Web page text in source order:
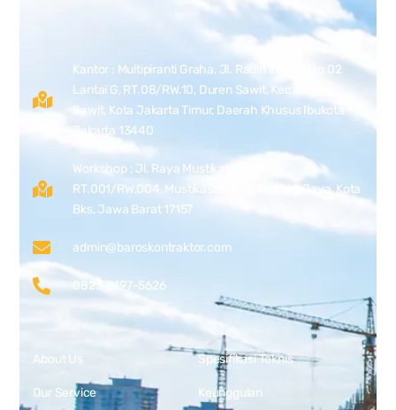
Kantor : Multipiranti Graha, Jl. Radin Inten II No.02
Lantai G, RT.08/RW.10, Duren Sawit, Kec. Duren
Sawit, Kota Jakarta Timur, Daerah Khusus Ibukota
Jakarta 13440
Workshop : Jl. Raya Mustikasari No.1,
RT.001/RW.004, Mustikasari, Kec. Mustika Jaya, Kota
Bks, Jawa Barat 17157
admin@baroskontraktor.com
0823-2197-5626
About Us
Our Service
Spesifikasi Teknis
Keunggulan